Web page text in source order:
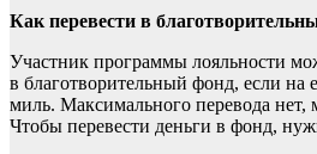
Как перевести в
Участник программы лояльности
в благотворительный фонд, если на
миль. Максимального перевода
Чтобы перевести деньги в фонд,